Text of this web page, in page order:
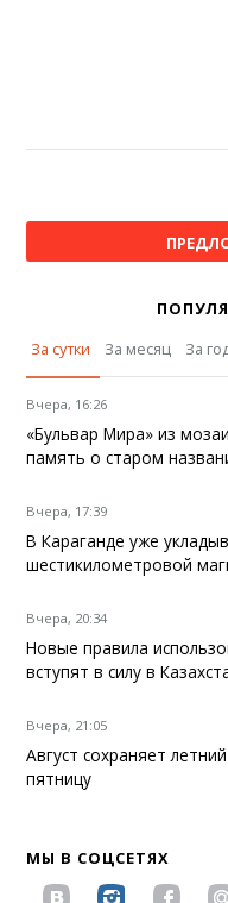
За сутки
За месяц За
Вчера, 16:26
«Бульвар Мира» из
память о старом
Вчера, 17:39
В Караганде уже
шестикилометровой
Вчера, 20:34
Новые правила
вступят в силу в
Вчера, 21:05
Август сохраняет
пятницу
МЫ В СОЦСЕТЯХ